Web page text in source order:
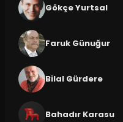
Gökçe Yurtsal
Faruk Günuğur
Bilal Gürdere
Bahadır Karasu